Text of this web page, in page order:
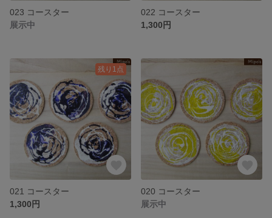
023 コースター
展示中
022 コースター
1,300円
残り1点
021 コースター
1,300円
020 コースター
展示中